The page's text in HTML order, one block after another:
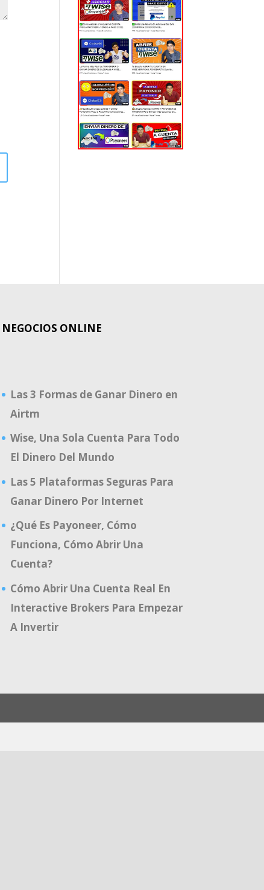
NEGOCIOS ONLINE
Las 3 Formas de Ganar Dinero en
Airtm
Wise, Una Sola Cuenta Para Todo
El Dinero Del Mundo
Las 5 Plataformas Seguras Para
Ganar Dinero Por Internet
¿Qué Es Payoneer, Cómo
Funciona, Cómo Abrir Una
Cuenta?
Cómo Abrir Una Cuenta Real En
Interactive Brokers Para Empezar
A Invertir